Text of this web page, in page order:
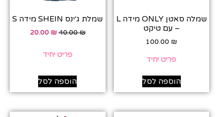
שמלה סאטן ONLY מידה L
– עם טיקט
100.00 ₪
פריט יחיד
הוספה לסל
שמלת ג׳ינס SHEIN מידה S
40.00₪
20.00 ₪
פריט יחיד
הוספה לסל